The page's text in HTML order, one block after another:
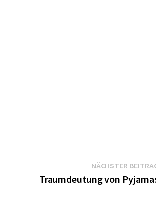
NÄCHSTER
Traumdeutung von